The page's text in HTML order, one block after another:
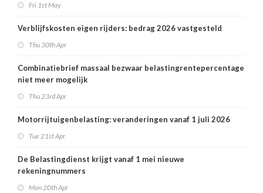
Fri 1st May
Verblijfskosten eigen rijders: bedrag 2026 vastgesteld
Thu 30th Apr
Combinatiebrief massaal bezwaar belastingrentepercentage
niet meer mogelijk
Thu 23rd Apr
Motorrijtuigenbelasting: veranderingen vanaf 1 juli 2026
Tue 21st Apr
De Belastingdienst krijgt vanaf 1 mei nieuwe
rekeningnummers
Mon 20th Apr